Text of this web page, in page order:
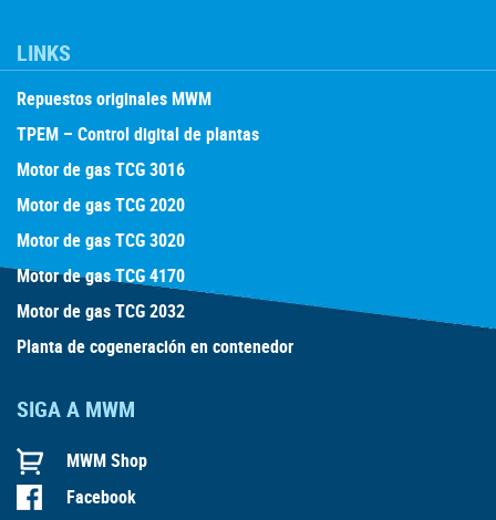
LINKS
Repuestos originales MWM
TPEM – Control digital de plantas
Motor de gas TCG 3016
Motor de gas TCG 2020
Motor de gas TCG 3020
Motor de gas TCG 4170
Motor de gas TCG 2032
Planta de cogeneración en contenedor
SIGA A MWM
MWM Shop
Facebook